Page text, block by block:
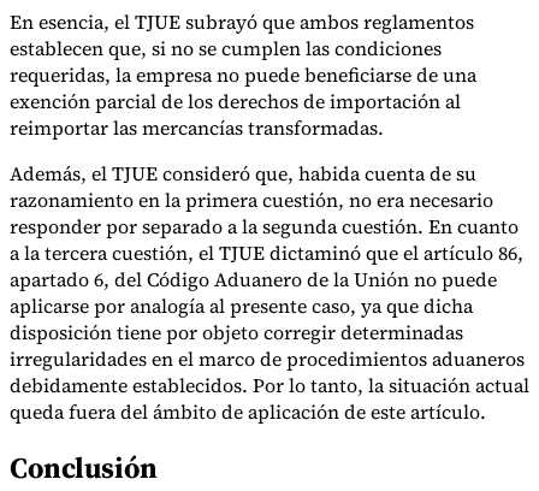
En esencia, el TJUE subrayó que ambos reglamentos
establecen que, si no se cumplen las condiciones
requeridas, la empresa no puede beneficiarse de una
exención parcial de los derechos de importación al
reimportar las mercancías transformadas.
Además, el TJUE consideró que, habida cuenta de su
razonamiento en la primera cuestión, no era necesario
responder por separado a la segunda cuestión. En cuanto
a la tercera cuestión, el TJUE dictaminó que el artículo 86,
apartado 6, del Código Aduanero de la Unión no puede
aplicarse por analogía al presente caso, ya que dicha
disposición tiene por objeto corregir determinadas
irregularidades en el marco de procedimientos aduaneros
debidamente establecidos. Por lo tanto, la situación actual
queda fuera del ámbito de aplicación de este artículo.
Conclusión